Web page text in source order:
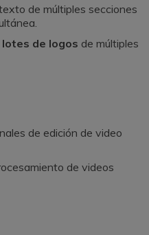
de múltiples secciones
de logos de múltiples
de edición de video
de videos